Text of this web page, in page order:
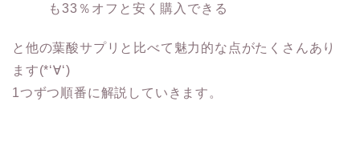
も33％オフと安く購入できる
と他の葉酸サプリと比べて魅力的な点がたくさんあり
ます(*‘∀‘)
1つずつ順番に解説していきます。